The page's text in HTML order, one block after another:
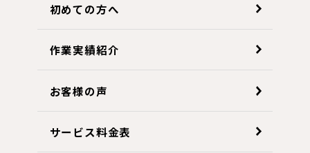
初めての方へ
作業実績紹介
お客様の声
サービス料金表